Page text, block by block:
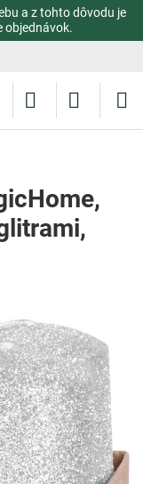
a z tohto dôvodu je
objednávok.